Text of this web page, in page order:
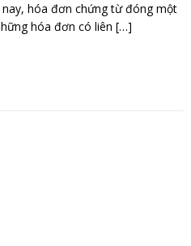
hóa đơn chứng từ đóng một
hóa đơn có liên […]